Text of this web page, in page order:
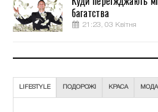
багатства
21:23, 03 Квітня
LIFESTYLE ПОДОРОЖІ КРАСА МОДА